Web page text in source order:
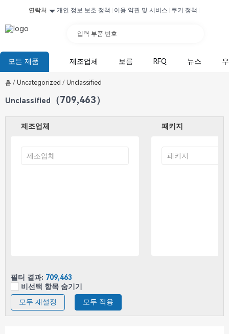
연락처 개인 정보 보호 정책 이용 약관 및 서비스 쿠키 정책
입력 부품 번호
모든 제품 제조업체 보름 RFQ 뉴스
홈 / Uncategorized / Unclassified
Unclassified （709,463）
제조업체 패키지
필터 결과: 709,463
비선택 항목 숨기기
모두 재설정
모두 적용